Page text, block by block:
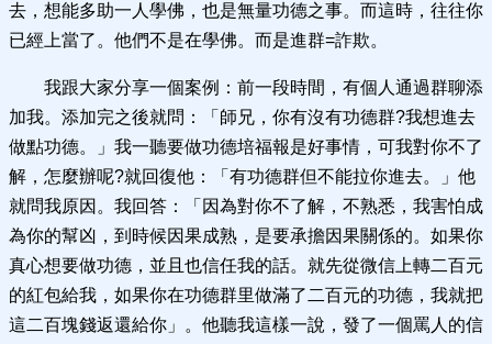
去，想能多助一人學佛，也是無量功德之事。而這時，往往你
已經上當了。他們不是在學佛。而是進群=詐欺。
我跟大家分享一個案例：前一段時間，有個人通過群聊添
加我。添加完之後就問：「師兄，你有沒有功德群?我想進去
做點功德。」我一聽要做功德培福報是好事情，可我對你不了
解，怎麼辦呢?就回復他：「有功德群但不能拉你進去。」他
就問我原因。我回答：「因為對你不了解，不熟悉，我害怕成
為你的幫凶，到時候因果成熟，是要承擔因果關係的。如果你
真心想要做功德，並且也信任我的話。就先從微信上轉二百元
的紅包給我，如果你在功德群里做滿了二百元的功德，我就把
這二百塊錢返還給你」。他聽我這樣一說，發了一個罵人的信